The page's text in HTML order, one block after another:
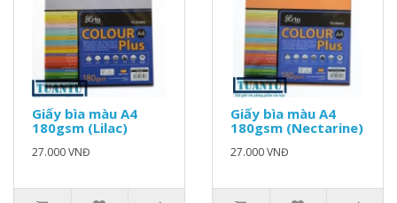
Giấy bìa màu A4
180gsm (Lilac)
27.000 VNĐ
Giấy bìa màu A4
180gsm (Nectarine)
27.000 VNĐ